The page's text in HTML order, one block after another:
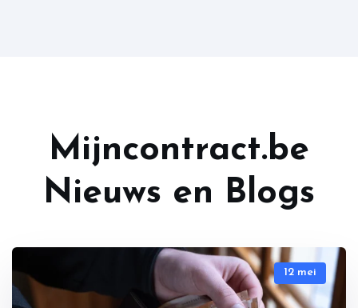
Mijncontract.be
Nieuws en Blogs
12 mei